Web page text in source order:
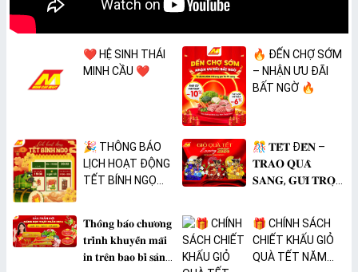
❤️ HỆ SINH THÁI
MINH CẦU ❤️
🔥 ĐẾN CHỢ SỚM
– NHẬN ƯU ĐÃI
BẤT NGỜ 🔥
🎉 THÔNG BÁO
LỊCH HOẠT ĐỘNG
TẾT BÍNH NGỌ
🎊 𝐓𝐄̂́𝐓 Đ𝐄̂́𝐍 –
𝐓𝐑𝐀𝐎 𝐐𝐔𝐀̀
𝐒𝐀𝐍𝐆, 𝐆𝐔̛̉𝐈 𝐓𝐑𝐎̣𝐍
𝐓𝐡𝐨̂𝐧𝐠 𝐛𝐚́𝐨 𝐜𝐡𝐮̛𝐨̛𝐧𝐠
𝐭𝐫𝐢̀𝐧𝐡 𝐤𝐡𝐮𝐲𝐞̂́𝐧 𝐦𝐚̃𝐢
𝐢𝐧 𝐭𝐫𝐞̂𝐧 𝐛𝐚𝐨 𝐛𝐢̀ 𝐬𝐚̉𝐧
🎁 CHÍNH SÁCH
CHIẾT KHẤU GIỎ
QUÀ TẾT NĂM